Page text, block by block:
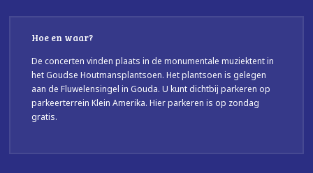
Hoe en waar?
De concerten vinden plaats in de monumentale muziektent in
het Goudse Houtmansplantsoen. Het plantsoen is gelegen
aan de Fluwelensingel in Gouda. U kunt dichtbij parkeren op
parkeerterrein Klein Amerika. Hier parkeren is op zondag
gratis.